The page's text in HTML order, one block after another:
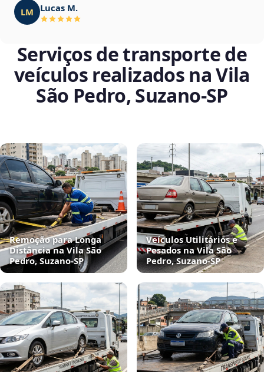
LM Lucas M.
Serviços de transporte de
veículos realizados na Vila
São Pedro, Suzano‑SP
Remoção para Longa
Distância na Vila São
Pedro, Suzano‑SP
Veículos Utilitários e
Pesados na Vila São
Pedro, Suzano‑SP